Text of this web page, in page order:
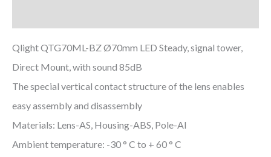
Qlight QTG70ML-BZ Ø70mm LED Steady, signal tower,
Direct Mount, with sound 85dB
The special vertical contact structure of the lens enables
easy assembly and disassembly
Materials: Lens-AS, Housing-ABS, Pole-Al
Ambient temperature: -30 ° C to + 60 ° C